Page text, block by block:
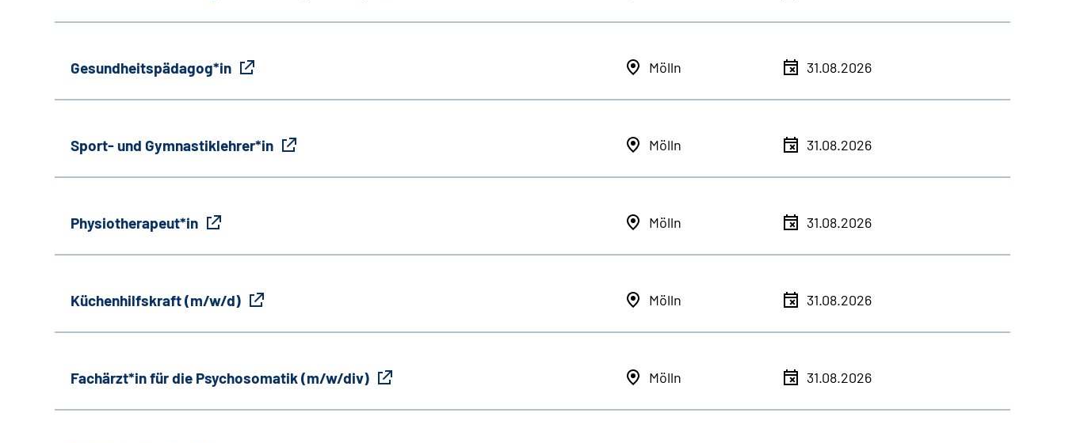
Gesundheitspädagog*in Mölln 31.08.2026
Sport- und Gymnastiklehrer*in Mölln 31.08.2026
Physiotherapeut*in Mölln 31.08.2026
Küchenhilfskraft (m/w/d) Mölln 31.08.2026
Fachärzt*in für die Psychosomatik (m/w/div) Mölln 31.08.2026